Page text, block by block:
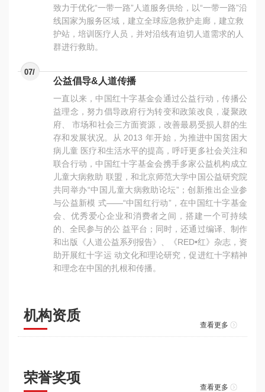
致力于优化“一带一路”人道服务供给，以“一带一路”沿
线国家为服务区域，建立全球应急救护走廊，建立救
护站，培训医疗人员，并对沿线有迫切人道需求的人
群进行救助。
07/
公益倡导&人道传播
一直以来，中国红十字基金会通过公益行动，传播公
益理念，努力倡导政府行为转变和政策改良，凝聚政
府、 市场和社会三方面资源，改善最易受损人群的生
存和发展状况。从 2013 年开始，为推进中国贫困大
病儿童 医疗和生活水平的提高，呼吁更多社会关注和
联合行动，中国红十字基金会携手多家公益机构成立
儿童大病救助 联盟，和北京师范大学中国公益研究院
共同举办“中国儿童大病救助论坛”；创新推出企业参
与公益新模 式——“中国红行动”，在中国红十字基金
会、优秀爱心企业和消费者之间，搭建一个可持续
的、全民参与的公 益平台；同时，还通过编译、制作
和出版《人道公益系列报告》、《RED•红》杂志，资
助开展红十字运 动文化和理论研究，促进红十字精神
和理念在中国的扎根和传播。
机构资质
查看更多
荣誉奖项
查看更多